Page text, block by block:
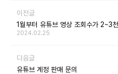
이전글
1월부터 유튜브 영상 조회수가 2~3
2024.02.25
다음글
유튜브 계정 판매 문의